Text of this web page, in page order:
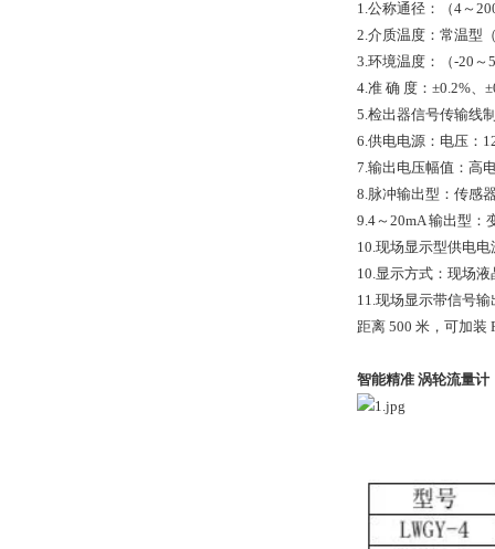
1.公称通径：（4～
2.介质温度：常温型
3.环境温度：（-20
4.准 确 度：±0.2%、
5.检出器信号传输线
6.供电电源：电压：
7.输出电压幅值：高
8.脉冲输出型：传感
9.4～20mA 输出型：
10.现场显示型供电
10.显示方式：现场
11.现场显示带信号
距离 500 米，可加装
智能精准 涡轮流量计